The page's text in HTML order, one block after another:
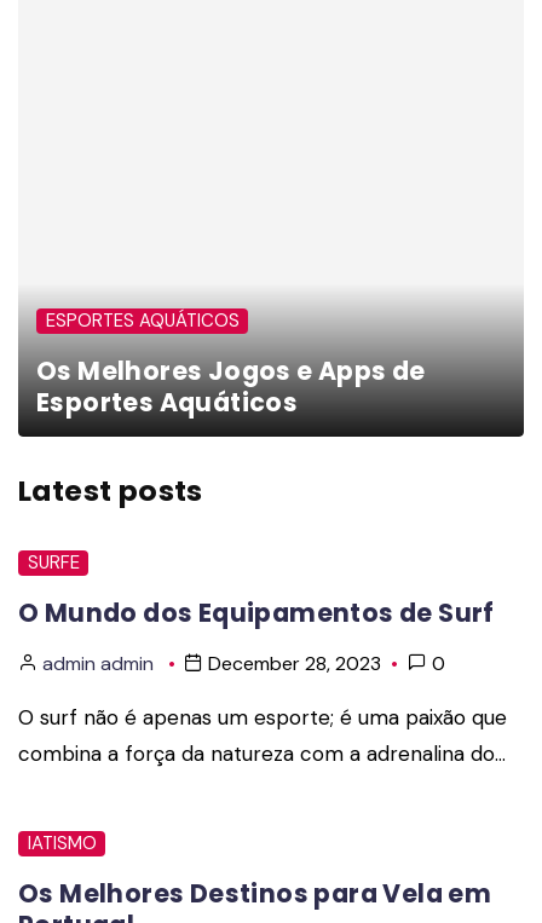
ESPORTES AQUÁTICOS
Os Melhores Jogos e Apps de
Esportes Aquáticos
Latest posts
SURFE
O Mundo dos Equipamentos de Surf
admin admin December 28, 2023 0
O surf não é apenas um esporte; é uma paixão que
combina a força da natureza com a adrenalina do…
IATISMO
Os Melhores Destinos para Vela em